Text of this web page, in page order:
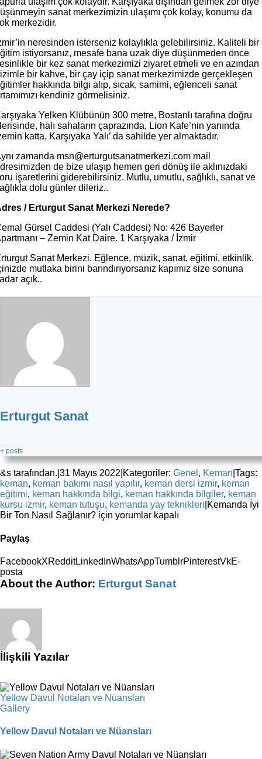
sanat merkezimizin ulaşımı çok kolay, konumu da
merkezidir.
neresinden isterseniz kolaylıkla gelebilirsiniz. Kaliteli bir
istiyorsanız, mesafe bana uzak diye düşünmeden önce
bir kez sanat merkezimizi ziyaret etmeli ve en azından
bir kahve, bir çay içip sanat merkezimizde gerçekleşen
hakkında bilgi alıp, sıcak, samimi, eğlenceli sanat
kendiniz görmelisiniz.
Yelken Klübünün 300 metre, Bostanlı tarafına doğru
halı sahaların çaprazında, Lion Kafe’nin yanında
katta, Karşıyaka Yalı’ da sahilde yer almaktadır.
zamanda msn@erturgutsanatmerkezi.com mail
de bize ulaşıp hemen geri dönüş ile aklınızdaki
işaretlerini giderebilirsiniz. Mutlu, umutlu, sağlıklı, sanat ve
dolu günler dileriz..
/ Erturgut Sanat Merkezi Nerede?
Gürsel Caddesi (Yalı Caddesi) No: 426 Bayerler
– Zemin Kat Daire. 1 Karşıyaka / İzmir
Sanat Merkezi. Eğlence, müzik, sanat, eğitimi, etkinlik.
mutlaka birini barındırıyorsanız kapımız size sonuna
açık..
Erturgut Sanat
+ posts
&s tarafından. 31 Mayıs 2022 Kategoriler: Genel , Keman Tags:
keman, keman bakımı nasıl yapılır, keman dersi izmir, keman
eğitimi, keman hakkında bilgi, keman hakkında bilgiler, keman
kursu izmir, keman tutuşu, kemanda yay teknikleri Kemanda İyi
Bir Ton Nasıl Sağlanır? için yorumlar kapalı
Paylaş
FacebookXRedditLinkedInWhatsAppTumblrPinterestVkE-
posta
About the Author: Erturgut Sanat
İlişkili Yazılar
Yellow Davul Notaları ve Nüansları
Gallery
Yellow Davul Notaları ve Nüansları